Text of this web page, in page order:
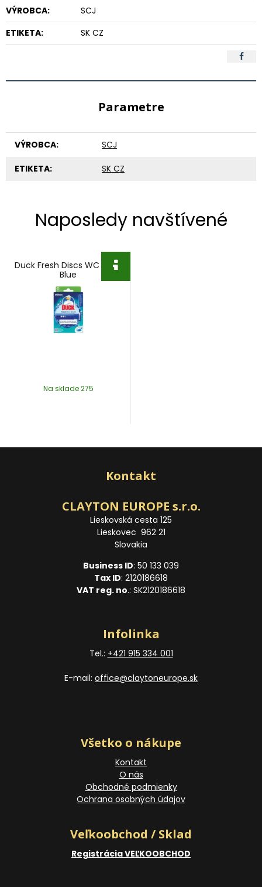
VÝROBCA:
SCJ
ETIKETA:
SK CZ
Parametre
VÝROBCA: SCJ
ETIKETA: SK CZ
Naposledy navštívené
Duck Fresh Discs WC 36ml
Blue
Na sklade 275
Kontakt
CLAYTON EUROPE s.r.o.
Lieskovská cesta 125
Lieskovec 962 21
Slovakia
Business ID: 50 133 039
Tax ID: 2120186618
VAT reg. no.: SK2120186618
Infolinka
Tel.: +421 915 334 001
E-mail: office@claytoneurope.sk
Všetko o nákupe
Kontakt
O nás
Obchodné podmienky
Ochrana osobných údajov
Veľkoobchod / Sklad
Registrácia VEĽKOOBCHOD